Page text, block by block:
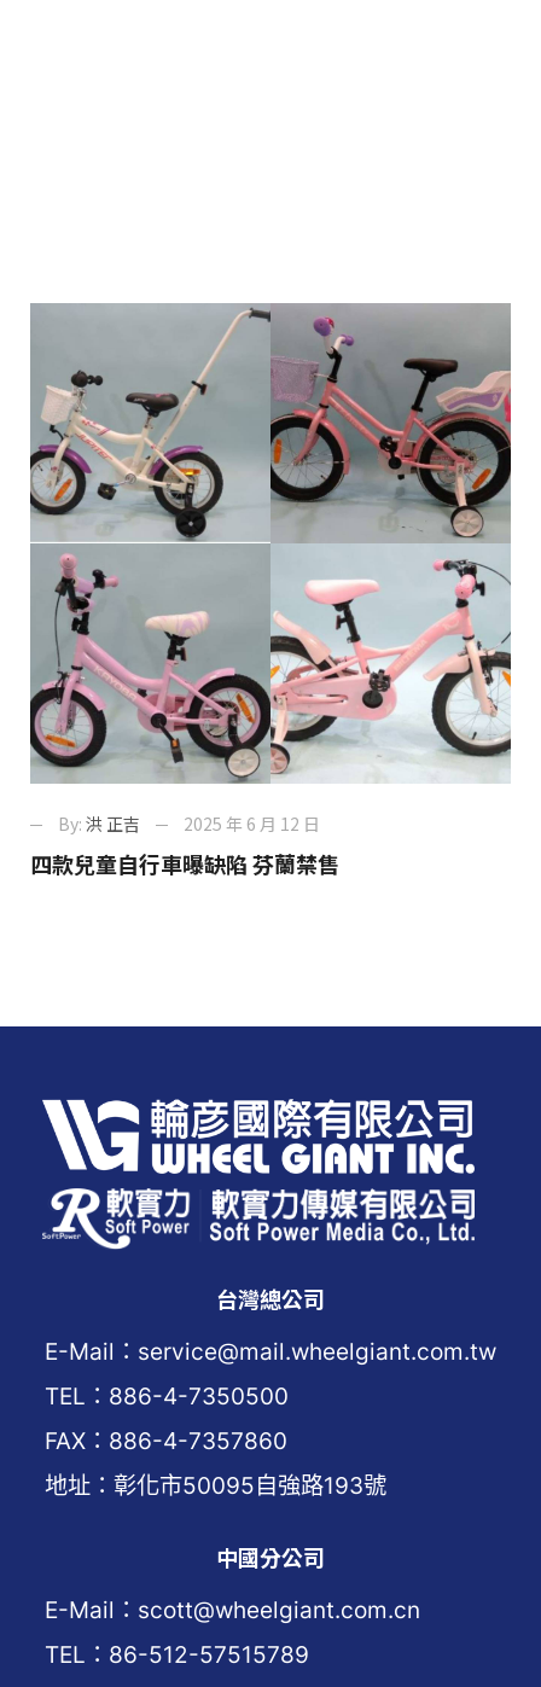
By: 洪 正吉 2025 年 6 月 12 日
四款兒童自行車曝缺陷 芬蘭禁售
台灣總公司
E-Mail：service@mail.wheelgiant.com.tw
TEL：886-4-7350500
FAX：886-4-7357860
地址：彰化市50095自強路193號
中國分公司
E-Mail：scott@wheelgiant.com.cn
TEL：86-512-57515789